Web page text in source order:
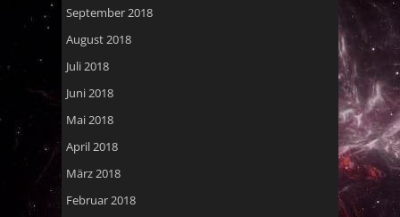
September 2018
August 2018
Juli 2018
Juni 2018
Mai 2018
April 2018
März 2018
Februar 2018